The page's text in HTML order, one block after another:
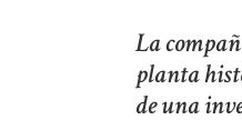
La
planta
de una